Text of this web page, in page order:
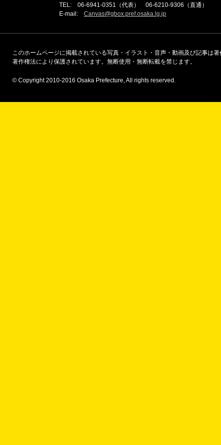
TEL: 06-6941-0351（代表） 06-6210-9306（直通）
E-mail: Canvas@gbox.pref.osaka.lg.jp
このホームページに掲載されている写真・イラスト・音声・動画及び記事は
著作権法により保護されています。無断使用・無断転載を禁じます。
© Copyright 2010-2016 Osaka Prefecture, All rights reserved.